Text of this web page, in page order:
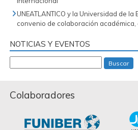
UNEATLANTICO y la Universidad de la
convenio de colaboración académica,
NOTICIAS Y EVENTOS
Buscar
Colaboradores